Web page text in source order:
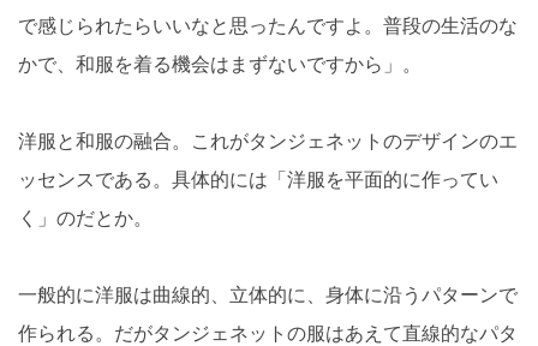
で感じられたらいいなと思ったんですよ。普段の生活のな
かで、和服を着る機会はまずないですから」。
洋服と和服の融合。これがタンジェネットのデザインのエ
ッセンスである。具体的には「洋服を平面的に作ってい
く」のだとか。
一般的に洋服は曲線的、立体的に、身体に沿うパターンで
作られる。だがタンジェネットの服はあえて直線的なパタ